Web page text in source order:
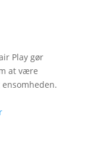
Play gør
at være